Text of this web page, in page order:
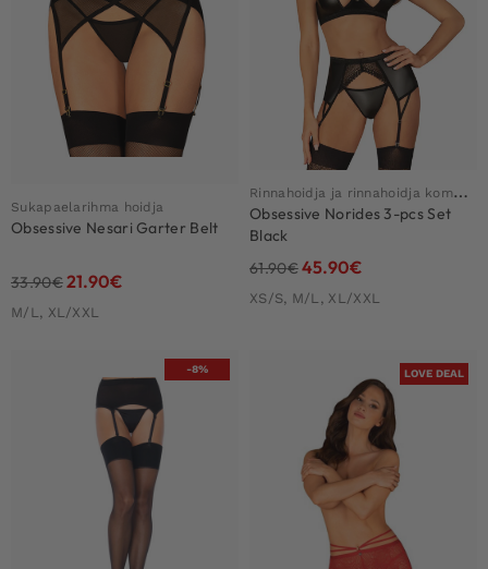
Sukapaelarihma hoidja
Obsessive Nesari Garter Belt
33.90€21.90€
M/L, XL/XXL
R
innahoidja ja rinnahoidja komplekt
Obsessive Norides 3-pcs Set
Black
61.90€45.90€
XS/S, M/L, XL/XXL
-8% LOVE DEAL